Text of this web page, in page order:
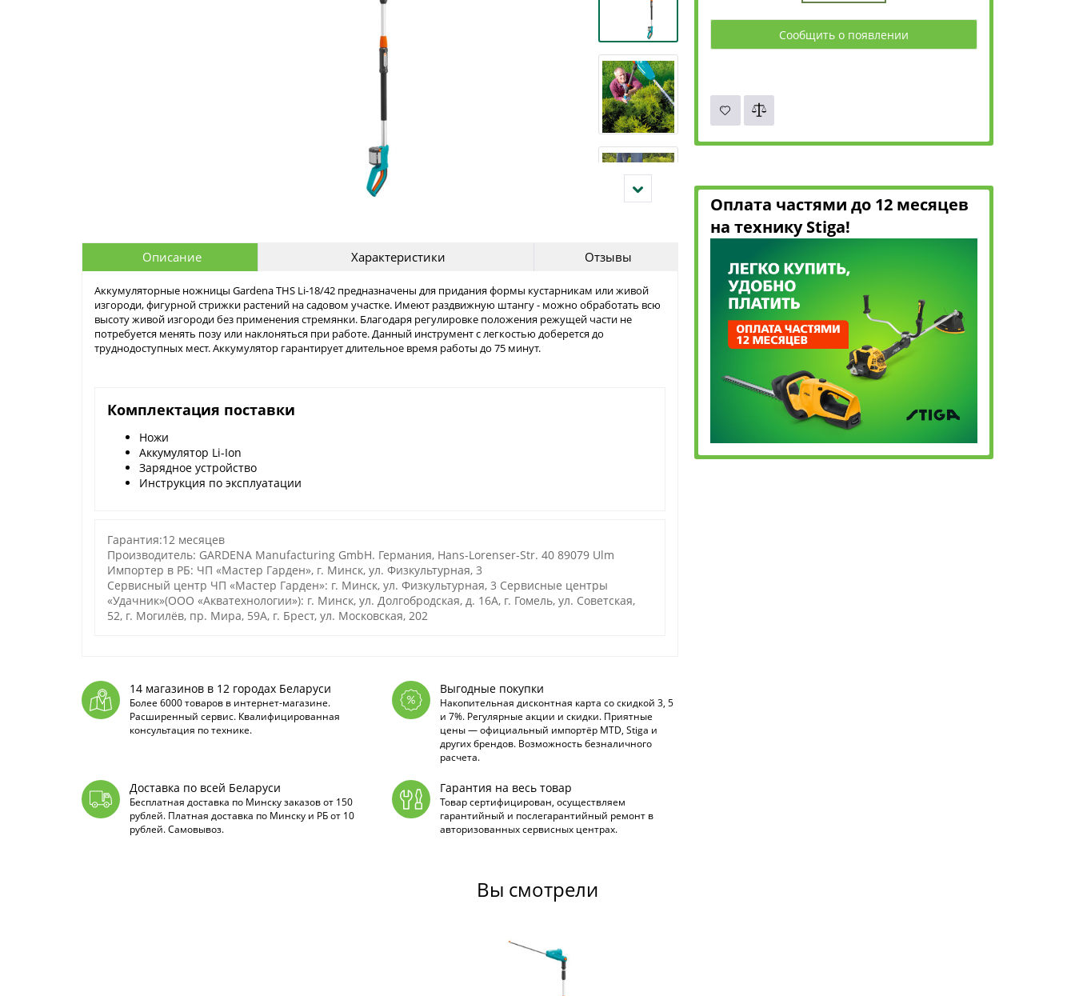
Сообщить о появлении
Оплата частями до 12 месяцев
на технику Stiga!
Описание Характеристики Отзывы
Аккумуляторные ножницы Gardena THS Li-18/42 предназначены для придания формы кустарникам или живой
изгороди, фигурной стрижки растений на садовом участке. Имеют раздвижную штангу - можно обработать всю
высоту живой изгороди без применения стремянки. Благодаря регулировке положения режущей части не
потребуется менять позу или наклоняться при работе. Данный инструмент с легкостью доберется до
труднодоступных мест. Аккумулятор гарантирует длительное время работы до 75 минут.
Комплектация поставки
Ножи
Аккумулятор Li-Ion
Зарядное устройство
Инструкция по эксплуатации
Гарантия:12 месяцев
Производитель: GARDENA Manufacturing GmbH. Германия, Hans-Lorenser-Str. 40 89079 Ulm
Импортер в РБ: ЧП «Мастер Гарден», г. Минск, ул. Физкультурная, 3
Сервисный центр ЧП «Мастер Гарден»: г. Минск, ул. Физкультурная, 3 Сервисные центры
«Удачник»(ООО «Акватехнологии»): г. Минск, ул. Долгобродская, д. 16А, г. Гомель, ул. Советская,
52, г. Могилёв, пр. Мира, 59А, г. Брест, ул. Московская, 202
14 магазинов в 12 городах Беларуси
Более 6000 товаров в интернет-магазине.
Расширенный сервис. Квалифицированная
консультация по технике.
Выгодные покупки
Накопительная дисконтная карта со скидкой 3, 5
и 7%. Регулярные акции и скидки. Приятные
цены — официальный импортёр MTD, Stiga и
других брендов. Возможность безналичного
расчета.
Доставка по всей Беларуси
Бесплатная доставка по Минску заказов от 150
рублей. Платная доставка по Минску и РБ от 10
рублей. Самовывоз.
Гарантия на весь товар
Товар сертифицирован, осуществляем
гарантийный и послегарантийный ремонт в
авторизованных сервисных центрах.
Вы смотрели